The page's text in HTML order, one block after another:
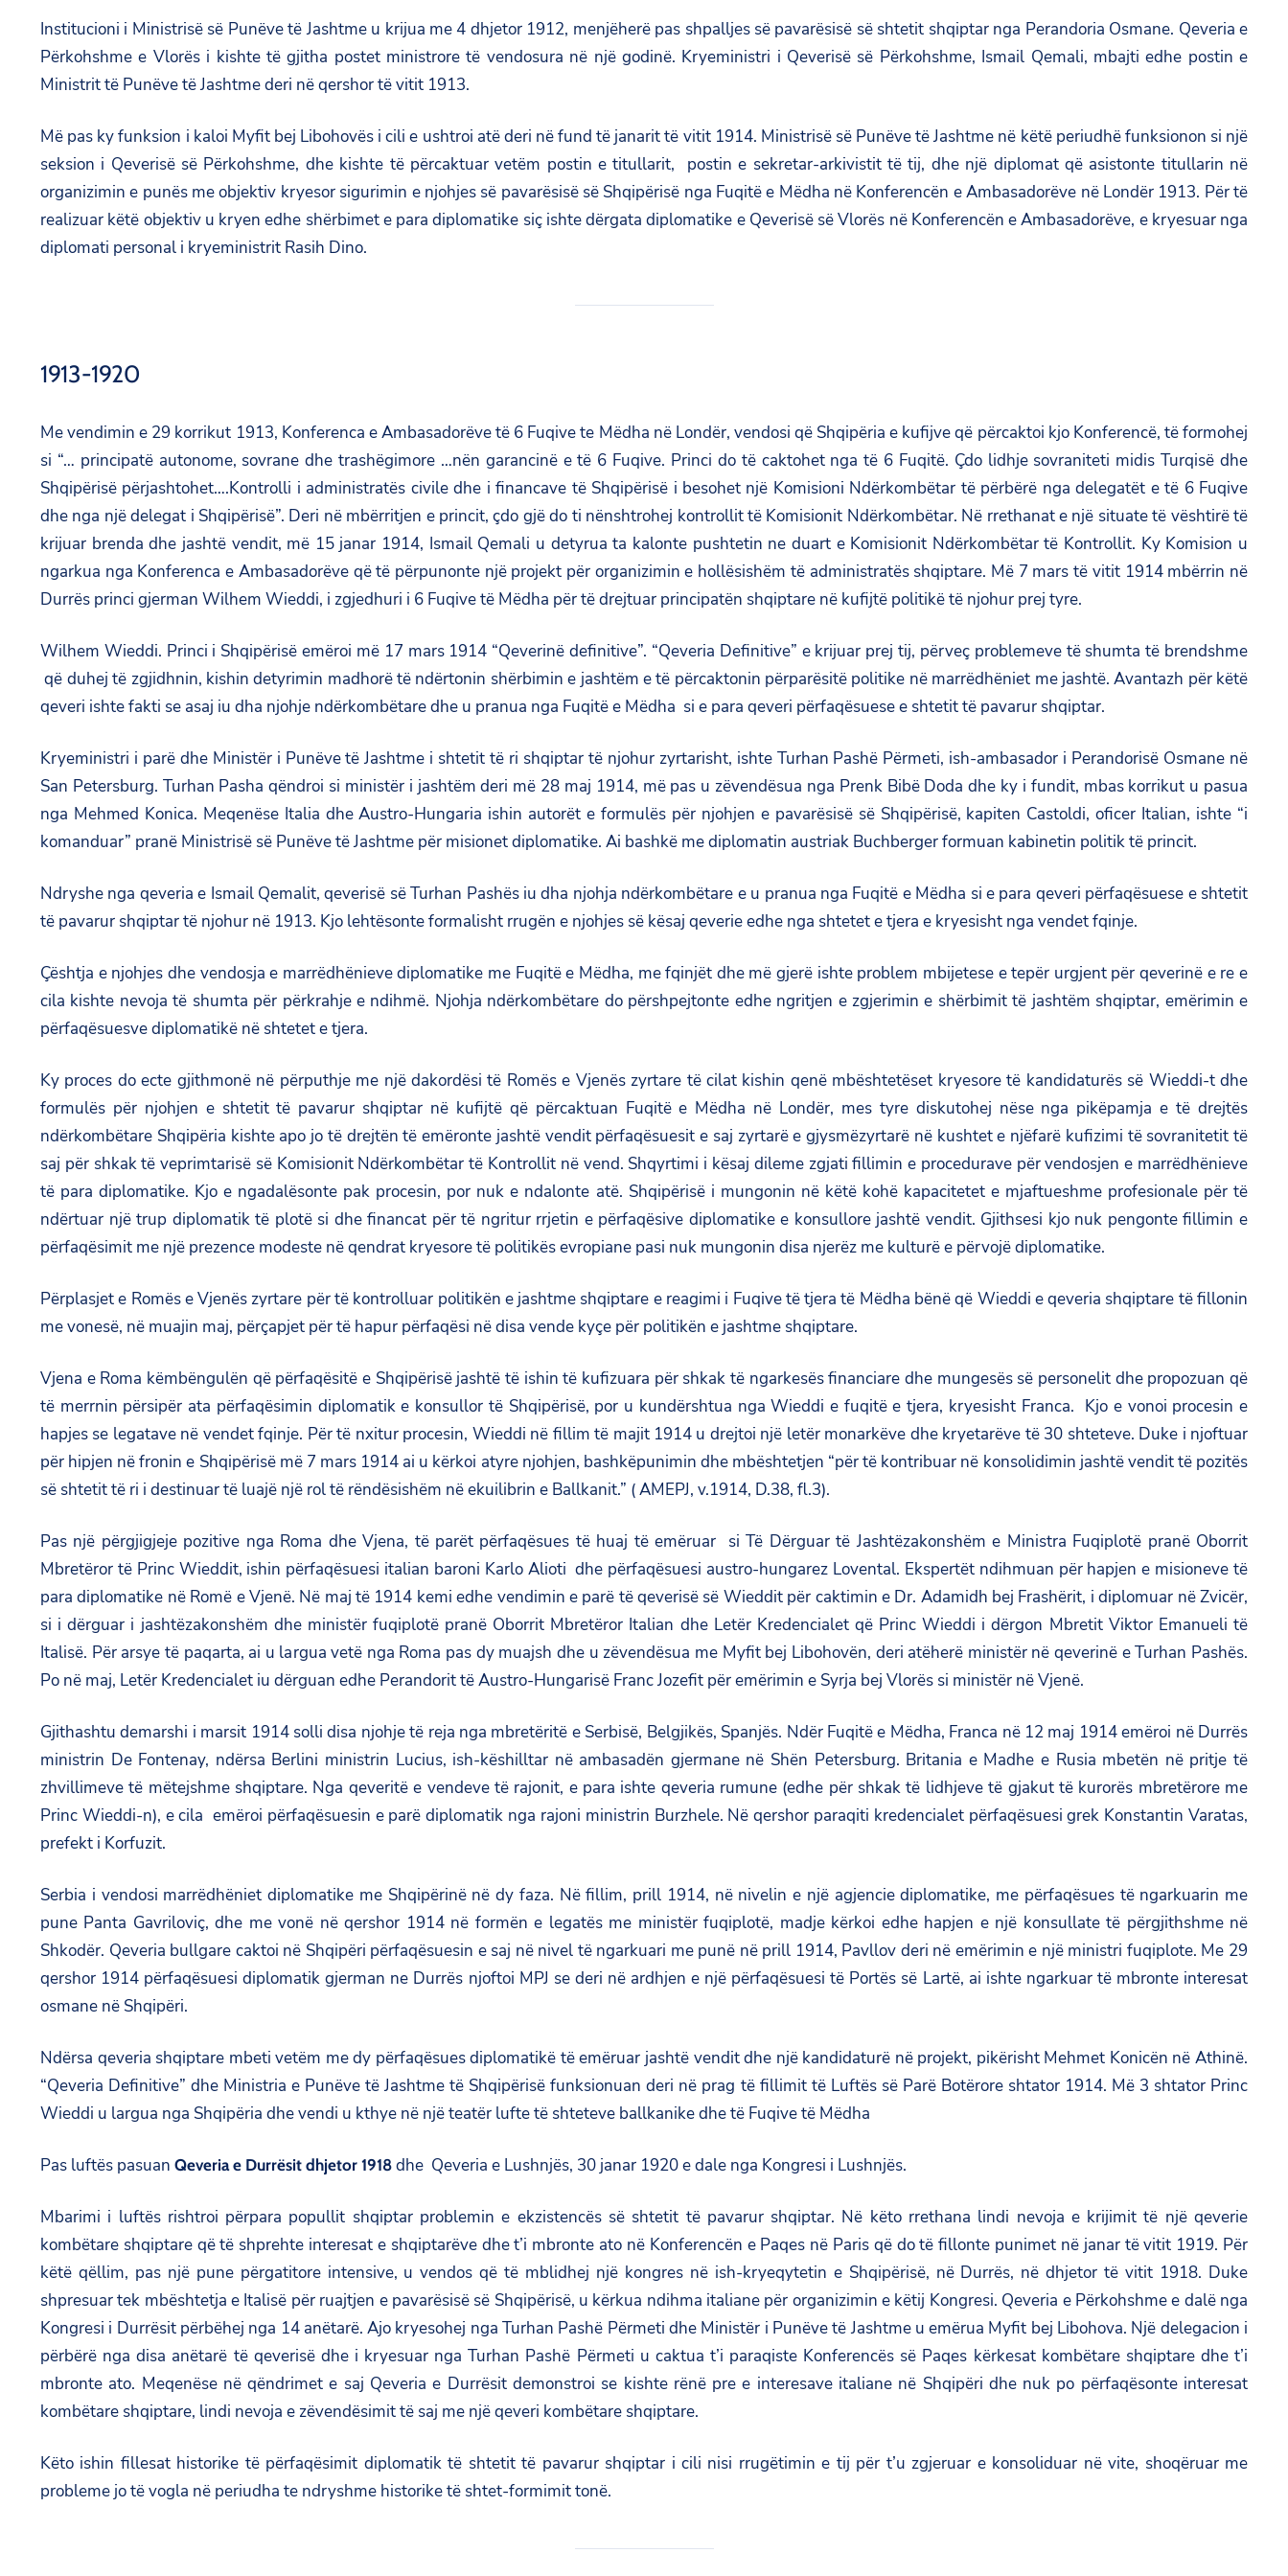
Institucioni i Ministrisë së Punëve të Jashtme u krijua me 4 dhjetor 1912, menjëherë pas shpalljes së pavarësisë së shtetit shqiptar nga Perandoria Osmane. Qeveria e
Përkohshme e Vlorës i kishte të gjitha postet ministrore të vendosura në një godinë. Kryeministri i Qeverisë së Përkohshme, Ismail Qemali, mbajti edhe postin e
Ministrit të Punëve të Jashtme deri në qershor të vitit 1913.
Më pas ky funksion i kaloi Myfit bej Libohovës i cili e ushtroi atë deri në fund të janarit të vitit 1914. Ministrisë së Punëve të Jashtme në këtë periudhë funksionon si një
seksion i Qeverisë së Përkohshme, dhe kishte të përcaktuar vetëm postin e titullarit, postin e sekretar-arkivistit të tij, dhe një diplomat që asistonte titullarin në
organizimin e punës me objektiv kryesor sigurimin e njohjes së pavarësisë së Shqipërisë nga Fuqitë e Mëdha në Konferencën e Ambasadorëve në Londër 1913. Për të
realizuar këtë objektiv u kryen edhe shërbimet e para diplomatike siç ishte dërgata diplomatike e Qeverisë së Vlorës në Konferencën e Ambasadorëve, e kryesuar nga
diplomati personal i kryeministrit Rasih Dino.
1913-1920
Me vendimin e 29 korrikut 1913, Konferenca e Ambasadorëve të 6 Fuqive te Mëdha në Londër, vendosi që Shqipëria e kufijve që përcaktoi kjo Konferencë, të formohej
si “… principatë autonome, sovrane dhe trashëgimore …nën garancinë e të 6 Fuqive. Princi do të caktohet nga të 6 Fuqitë. Çdo lidhje sovraniteti midis Turqisë dhe
Shqipërisë përjashtohet….Kontrolli i administratës civile dhe i financave të Shqipërisë i besohet një Komisioni Ndërkombëtar të përbërë nga delegatët e të 6 Fuqive
dhe nga një delegat i Shqipërisë”. Deri në mbërritjen e princit, çdo gjë do ti nënshtrohej kontrollit të Komisionit Ndërkombëtar. Në rrethanat e një situate të vështirë të
krijuar brenda dhe jashtë vendit, më 15 janar 1914, Ismail Qemali u detyrua ta kalonte pushtetin ne duart e Komisionit Ndërkombëtar të Kontrollit. Ky Komision u
ngarkua nga Konferenca e Ambasadorëve që të përpunonte një projekt për organizimin e hollësishëm të administratës shqiptare. Më 7 mars të vitit 1914 mbërrin në
Durrës princi gjerman Wilhem Wieddi, i zgjedhuri i 6 Fuqive të Mëdha për të drejtuar principatën shqiptare në kufijtë politikë të njohur prej tyre.
Wilhem Wieddi. Princi i Shqipërisë emëroi më 17 mars 1914 “Qeverinë definitive”. “Qeveria Definitive” e krijuar prej tij, përveç problemeve të shumta të brendshme
që duhej të zgjidhnin, kishin detyrimin madhorë të ndërtonin shërbimin e jashtëm e të përcaktonin përparësitë politike në marrëdhëniet me jashtë. Avantazh për këtë
qeveri ishte fakti se asaj iu dha njohje ndërkombëtare dhe u pranua nga Fuqitë e Mëdha si e para qeveri përfaqësuese e shtetit të pavarur shqiptar.
Kryeministri i parë dhe Ministër i Punëve të Jashtme i shtetit të ri shqiptar të njohur zyrtarisht, ishte Turhan Pashë Përmeti, ish-ambasador i Perandorisë Osmane në
San Petersburg. Turhan Pasha qëndroi si ministër i jashtëm deri më 28 maj 1914, më pas u zëvendësua nga Prenk Bibë Doda dhe ky i fundit, mbas korrikut u pasua
nga Mehmed Konica. Meqenëse Italia dhe Austro-Hungaria ishin autorët e formulës për njohjen e pavarësisë së Shqipërisë, kapiten Castoldi, oficer Italian, ishte “i
komanduar” pranë Ministrisë së Punëve të Jashtme për misionet diplomatike. Ai bashkë me diplomatin austriak Buchberger formuan kabinetin politik të princit.
Ndryshe nga qeveria e Ismail Qemalit, qeverisë së Turhan Pashës iu dha njohja ndërkombëtare e u pranua nga Fuqitë e Mëdha si e para qeveri përfaqësuese e shtetit
të pavarur shqiptar të njohur në 1913. Kjo lehtësonte formalisht rrugën e njohjes së kësaj qeverie edhe nga shtetet e tjera e kryesisht nga vendet fqinje.
Çështja e njohjes dhe vendosja e marrëdhënieve diplomatike me Fuqitë e Mëdha, me fqinjët dhe më gjerë ishte problem mbijetese e tepër urgjent për qeverinë e re e
cila kishte nevoja të shumta për përkrahje e ndihmë. Njohja ndërkombëtare do përshpejtonte edhe ngritjen e zgjerimin e shërbimit të jashtëm shqiptar, emërimin e
përfaqësuesve diplomatikë në shtetet e tjera.
Ky proces do ecte gjithmonë në përputhje me një dakordësi të Romës e Vjenës zyrtare të cilat kishin qenë mbështetëset kryesore të kandidaturës së Wieddi-t dhe
formulës për njohjen e shtetit të pavarur shqiptar në kufijtë që përcaktuan Fuqitë e Mëdha në Londër, mes tyre diskutohej nëse nga pikëpamja e të drejtës
ndërkombëtare Shqipëria kishte apo jo të drejtën të emëronte jashtë vendit përfaqësuesit e saj zyrtarë e gjysmëzyrtarë në kushtet e njëfarë kufizimi të sovranitetit të
saj për shkak të veprimtarisë së Komisionit Ndërkombëtar të Kontrollit në vend. Shqyrtimi i kësaj dileme zgjati fillimin e procedurave për vendosjen e marrëdhënieve
të para diplomatike. Kjo e ngadalësonte pak procesin, por nuk e ndalonte atë. Shqipërisë i mungonin në këtë kohë kapacitetet e mjaftueshme profesionale për të
ndërtuar një trup diplomatik të plotë si dhe financat për të ngritur rrjetin e përfaqësive diplomatike e konsullore jashtë vendit. Gjithsesi kjo nuk pengonte fillimin e
përfaqësimit me një prezence modeste në qendrat kryesore të politikës evropiane pasi nuk mungonin disa njerëz me kulturë e përvojë diplomatike.
Përplasjet e Romës e Vjenës zyrtare për të kontrolluar politikën e jashtme shqiptare e reagimi i Fuqive të tjera të Mëdha bënë që Wieddi e qeveria shqiptare të fillonin
me vonesë, në muajin maj, përçapjet për të hapur përfaqësi në disa vende kyçe për politikën e jashtme shqiptare.
Vjena e Roma këmbëngulën që përfaqësitë e Shqipërisë jashtë të ishin të kufizuara për shkak të ngarkesës financiare dhe mungesës së personelit dhe propozuan që
të merrnin përsipër ata përfaqësimin diplomatik e konsullor të Shqipërisë, por u kundërshtua nga Wieddi e fuqitë e tjera, kryesisht Franca. Kjo e vonoi procesin e
hapjes se legatave në vendet fqinje. Për të nxitur procesin, Wieddi në fillim të majit 1914 u drejtoi një letër monarkëve dhe kryetarëve të 30 shteteve. Duke i njoftuar
për hipjen në fronin e Shqipërisë më 7 mars 1914 ai u kërkoi atyre njohjen, bashkëpunimin dhe mbështetjen “për të kontribuar në konsolidimin jashtë vendit të pozitës
së shtetit të ri i destinuar të luajë një rol të rëndësishëm në ekuilibrin e Ballkanit.” ( AMEPJ, v.1914, D.38, fl.3).
Pas një përgjigjeje pozitive nga Roma dhe Vjena, të parët përfaqësues të huaj të emëruar si Të Dërguar të Jashtëzakonshëm e Ministra Fuqiplotë pranë Oborrit
Mbretëror të Princ Wieddit, ishin përfaqësuesi italian baroni Karlo Alioti dhe përfaqësuesi austro-hungarez Lovental. Ekspertët ndihmuan për hapjen e misioneve të
para diplomatike në Romë e Vjenë. Në maj të 1914 kemi edhe vendimin e parë të qeverisë së Wieddit për caktimin e Dr. Adamidh bej Frashërit, i diplomuar në Zvicër,
si i dërguar i jashtëzakonshëm dhe ministër fuqiplotë pranë Oborrit Mbretëror Italian dhe Letër Kredencialet që Princ Wieddi i dërgon Mbretit Viktor Emanueli të
Italisë. Për arsye të paqarta, ai u largua vetë nga Roma pas dy muajsh dhe u zëvendësua me Myfit bej Libohovën, deri atëherë ministër në qeverinë e Turhan Pashës.
Po në maj, Letër Kredencialet iu dërguan edhe Perandorit të Austro-Hungarisë Franc Jozefit për emërimin e Syrja bej Vlorës si ministër në Vjenë.
Gjithashtu demarshi i marsit 1914 solli disa njohje të reja nga mbretëritë e Serbisë, Belgjikës, Spanjës. Ndër Fuqitë e Mëdha, Franca në 12 maj 1914 emëroi në Durrës
ministrin De Fontenay, ndërsa Berlini ministrin Lucius, ish-këshilltar në ambasadën gjermane në Shën Petersburg. Britania e Madhe e Rusia mbetën në pritje të
zhvillimeve të mëtejshme shqiptare. Nga qeveritë e vendeve të rajonit, e para ishte qeveria rumune (edhe për shkak të lidhjeve të gjakut të kurorës mbretërore me
Princ Wieddi-n), e cila emëroi përfaqësuesin e parë diplomatik nga rajoni ministrin Burzhele. Në qershor paraqiti kredencialet përfaqësuesi grek Konstantin Varatas,
prefekt i Korfuzit.
Serbia i vendosi marrëdhëniet diplomatike me Shqipërinë në dy faza. Në fillim, prill 1914, në nivelin e një agjencie diplomatike, me përfaqësues të ngarkuarin me
pune Panta Gavriloviç, dhe me vonë në qershor 1914 në formën e legatës me ministër fuqiplotë, madje kërkoi edhe hapjen e një konsullate të përgjithshme në
Shkodër. Qeveria bullgare caktoi në Shqipëri përfaqësuesin e saj në nivel të ngarkuari me punë në prill 1914, Pavllov deri në emërimin e një ministri fuqiplote. Me 29
qershor 1914 përfaqësuesi diplomatik gjerman ne Durrës njoftoi MPJ se deri në ardhjen e një përfaqësuesi të Portës së Lartë, ai ishte ngarkuar të mbronte interesat
osmane në Shqipëri.
Ndërsa qeveria shqiptare mbeti vetëm me dy përfaqësues diplomatikë të emëruar jashtë vendit dhe një kandidaturë në projekt, pikërisht Mehmet Konicën në Athinë.
“Qeveria Definitive” dhe Ministria e Punëve të Jashtme të Shqipërisë funksionuan deri në prag të fillimit të Luftës së Parë Botërore shtator 1914. Më 3 shtator Princ
Wieddi u largua nga Shqipëria dhe vendi u kthye në një teatër lufte të shteteve ballkanike dhe të Fuqive të Mëdha
Pas luftës pasuan Qeveria e Durrësit dhjetor 1918 dhe Qeveria e Lushnjës, 30 janar 1920 e dale nga Kongresi i Lushnjës.
Mbarimi i luftës rishtroi përpara popullit shqiptar problemin e ekzistencës së shtetit të pavarur shqiptar. Në këto rrethana lindi nevoja e krijimit të një qeverie
kombëtare shqiptare që të shprehte interesat e shqiptarëve dhe t’i mbronte ato në Konferencën e Paqes në Paris që do të fillonte punimet në janar të vitit 1919. Për
këtë qëllim, pas një pune përgatitore intensive, u vendos që të mblidhej një kongres në ish-kryeqytetin e Shqipërisë, në Durrës, në dhjetor të vitit 1918. Duke
shpresuar tek mbështetja e Italisë për ruajtjen e pavarësisë së Shqipërisë, u kërkua ndihma italiane për organizimin e këtij Kongresi. Qeveria e Përkohshme e dalë nga
Kongresi i Durrësit përbëhej nga 14 anëtarë. Ajo kryesohej nga Turhan Pashë Përmeti dhe Ministër i Punëve të Jashtme u emërua Myfit bej Libohova. Një delegacion i
përbërë nga disa anëtarë të qeverisë dhe i kryesuar nga Turhan Pashë Përmeti u caktua t’i paraqiste Konferencës së Paqes kërkesat kombëtare shqiptare dhe t’i
mbronte ato. Meqenëse në qëndrimet e saj Qeveria e Durrësit demonstroi se kishte rënë pre e interesave italiane në Shqipëri dhe nuk po përfaqësonte interesat
kombëtare shqiptare, lindi nevoja e zëvendësimit të saj me një qeveri kombëtare shqiptare.
Këto ishin fillesat historike të përfaqësimit diplomatik të shtetit të pavarur shqiptar i cili nisi rrugëtimin e tij për t’u zgjeruar e konsoliduar në vite, shoqëruar me
probleme jo të vogla në periudha te ndryshme historike të shtet-formimit tonë.​